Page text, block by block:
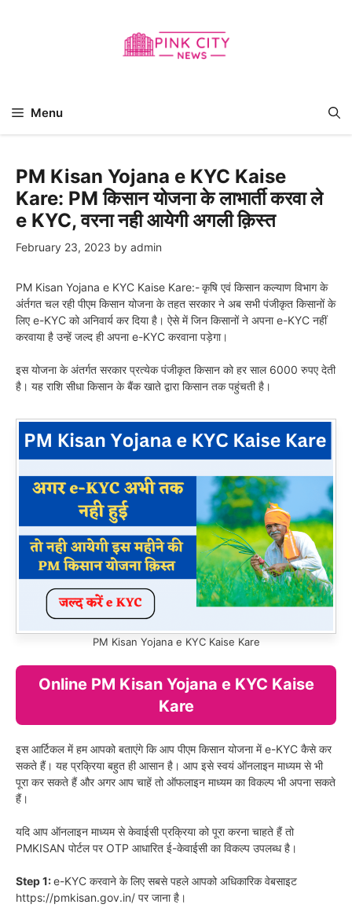
Menu
PM Kisan Yojana e KYC Kaise
Kare: PM किसान योजना के लाभार्ती करवा ले
e KYC, वरना नही आयेगी अगली क़िस्त
February 23, 2023 by admin
PM Kisan Yojana e KYC Kaise Kare:-कृषि एवं किसान कल्याण विभाग के
अंर्तगत चल रही पीएम किसान योजना के तहत सरकार ने अब सभी पंजीकृत किसानों के
लिए e-KYC को अनिवार्य कर दिया है। ऐसे में जिन किसानों ने अपना e-KYC नहीं
करवाया है उन्हें जल्द ही अपना e-KYC करवाना पड़ेगा।
इस योजना के अंतर्गत सरकार प्रत्येक पंजीकृत किसान को हर साल 6000 रुपए देती
है। यह राशि सीधा किसान के बैंक खाते द्वारा किसान तक पहुंचती है।
PM Kisan Yojana e KYC Kaise Kare
Online PM Kisan Yojana e KYC Kaise
Kare
इस आर्टिकल में हम आपको बताएंगे कि आप पीएम किसान योजना में e-KYC कैसे कर
सकते हैं। यह प्रक्रिया बहुत ही आसान है। आप इसे स्वयं ऑनलाइन माध्यम से भी
पूरा कर सकते हैं और अगर आप चाहें तो ऑफलाइन माध्यम का विकल्प भी अपना सकते
हैं।
यदि आप ऑनलाइन माध्यम से केवाईसी प्रक्रिया को पूरा करना चाहते हैं तो
PMKISAN पोर्टल पर OTP आधारित ई-केवाईसी का विकल्प उपलब्ध है।
Step 1:e-KYC करवाने के लिए सबसे पहले आपको अधिकारिक वेबसाइट
https://pmkisan.gov.in/ पर जाना है।